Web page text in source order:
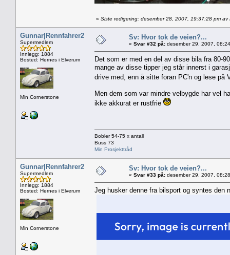
« Siste redigering: desember 28, 2007, 19:37:28 pm av
Gunnar|Rennfahrer2
Supermedlem
Innlegg: 1884
Bosted: Hernes i Elverum
Min Cornerstone
Sv: Hvor tok de veien?...
« Svar #32 på: desember 29, 2007,
Det som er med en del av disse bila fra 80-
mange av disse tipper jeg står innerst i
drive med, enn å sitte foran PC'n og lese på
Men dem som var mindre velbygde har vel
ikke akkurat er rustfrie
Bobler 54-75 x antall
Buss 73
Min Prosjekttråd
Gunnar|Rennfahrer2
Supermedlem
Innlegg: 1884
Bosted: Hernes i Elverum
Min Cornerstone
Sv: Hvor tok de veien?...
« Svar #33 på: desember 29, 2007,
Jeg husker denne fra bilsport og syntes